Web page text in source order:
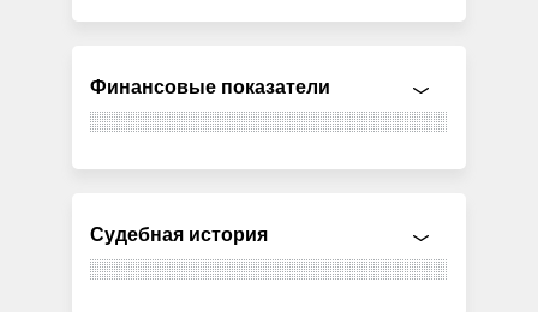
Финансовые показатели
Судебная история